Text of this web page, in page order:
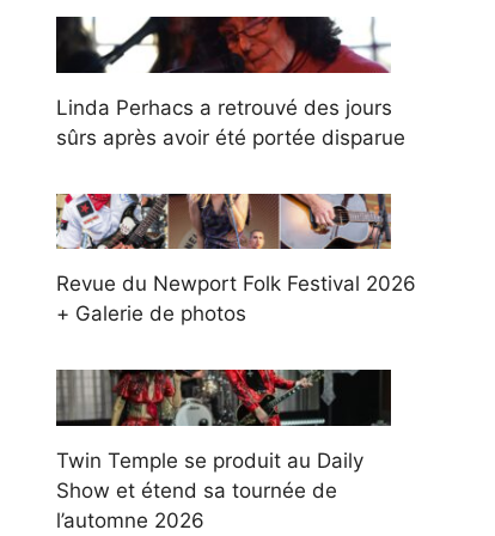
Linda Perhacs a retrouvé des jours
sûrs après avoir été portée disparue
Revue du Newport Folk Festival 2026
+ Galerie de photos
Twin Temple se produit au Daily
Show et étend sa tournée de
l’automne 2026